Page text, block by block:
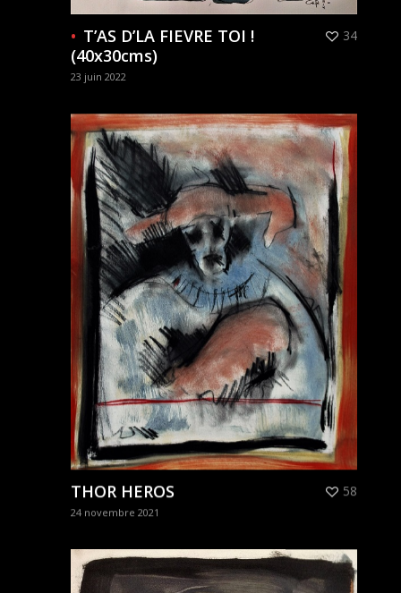
T’AS D’LA FIEVRE TOI !
(40x30cms)
23 juin 2022
34
THOR HEROS
24 novembre 2021
58